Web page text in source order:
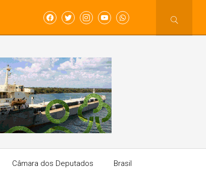
Câmara dos Deputados Brasil